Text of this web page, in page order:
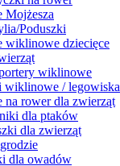
Mojżesza
Poduszki
wiklinowe dziecięce
wiklinowe
wiklinowe / legowiska
na rower dla zwierząt
dla ptaków
dla zwierząt
dla owadów